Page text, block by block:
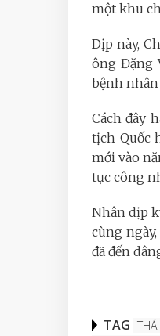
một khu
Dịp này,
ông Đặng
bệnh nhân
Cách đây
tịch Quốc
mới vào
tục công
Nhân dịp
cùng
đã đến
TAG